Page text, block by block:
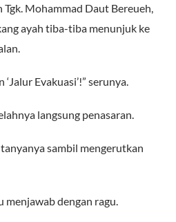
Mohammad Daut Bereueh,
ayah tiba-tiba menunjuk ke
Evakuasi’!” serunya.
langsung penasaran.
tanyanya sambil mengerutkan
menjawab dengan ragu.